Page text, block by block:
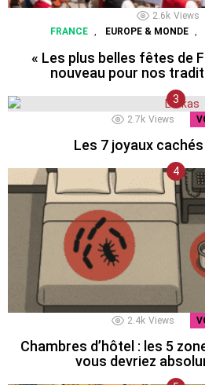
2.6k Views
FRANCE
EUROPE & MONDE
« Les plus belles fêtes de
nouveau pour nos
2.7k Views
Les 7 joyaux
2.4k Views
Chambres d’hôtel : les 5
vous devriez